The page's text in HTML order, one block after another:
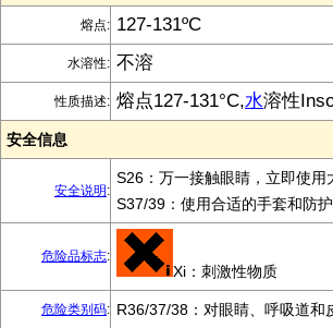
熔点: 127-131ºC
水溶性: 不溶
性质描述: 熔点127-131°C,水溶性
安全信息
安全说明 :
S26：万一接触眼睛，立即使
S37/39：使用合适的手套和防护
危险品标志:
Xi：刺激性物质
危险类别码: R36/37/38：对眼睛、呼吸道和